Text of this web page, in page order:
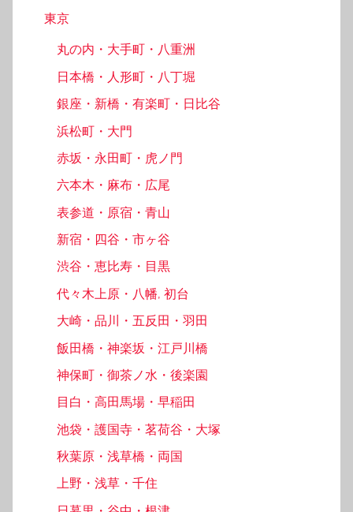
東京
丸の内・大手町・八重洲
日本橋・人形町・八丁堀
銀座・新橋・有楽町・日比谷
浜松町・大門
赤坂・永田町・虎ノ門
六本木・麻布・広尾
表参道・原宿・青山
新宿・四谷・市ヶ谷
渋谷・恵比寿・目黒
代々木上原・八幡, 初台
大崎・品川・五反田・羽田
飯田橋・神楽坂・江戸川橋
神保町・御茶ノ水・後楽園
目白・高田馬場・早稲田
池袋・護国寺・茗荷谷・大塚
秋葉原・浅草橋・両国
上野・浅草・千住